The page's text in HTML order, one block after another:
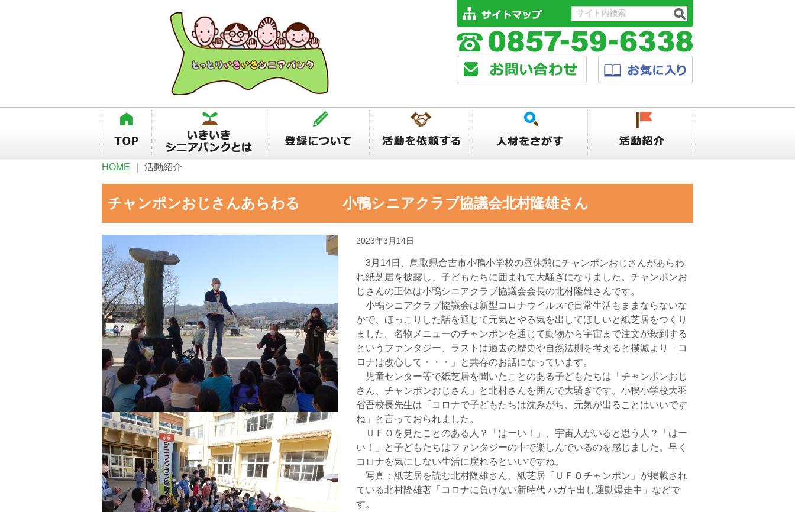
HOME 活動紹介
チャンポンおじさんあらわる 小鴨シニアクラブ協議会北村隆雄さん
2023年3月14日
3月14日、鳥取県倉吉市小鴨小学校の昼休憩にチャンポンおじさんがあらわ
れ紙芝居を披露し、子どもたちに囲まれて大騒ぎになりました。チャンポンお
じさんの正体は小鴨シニアクラブ協議会会長の北村隆雄さんです。
小鴨シニアクラブ協議会は新型コロナウイルスで日常生活もままならないな
かで、ほっこりした話を通じて元気とやる気を出してほしいと紙芝居をつくり
ました。名物メニューのチャンポンを通じて動物から宇宙まで注文が殺到する
というファンタジー、ラストは過去の歴史や自然法則を考えると撲滅より「コ
ロナは改心して・・・」と共存のお話になっています。
児童センター等で紙芝居を聞いたことのある子どもたちは「チャンポンおじ
さん、チャンポンおじさん」と北村さんを囲んで大騒ぎです。小鴨小学校大羽
省吾校長先生は「コロナで子どもたちは沈みがち、元気が出ることはいいです
ね」と言っておられました。
ＵＦＯを見たことのある人？「はーい！」、宇宙人がいると思う人？「はー
い！」と子どもたちはファンタジーの中で楽しんでいるのを感じました。早く
コロナを気にしない生活に戻れるといいですね。
写真：紙芝居を読む北村隆雄さん、紙芝居「ＵＦＯチャンポン」が掲載され
ている北村隆雄著「コロナに負けない新時代 ハガキ出し運動爆走中」などで
す。